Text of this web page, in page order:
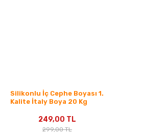
Silikonlu İç Cephe Boyası 1.
Kalite İtaly Boya 20 Kg
249,00 TL
299,00 TL